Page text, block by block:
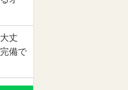
丈
備で